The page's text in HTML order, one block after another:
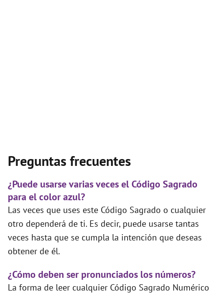
Preguntas frecuentes
¿Puede usarse varias veces el Código Sagrado
para el color azul?
Las veces que uses este Código Sagrado o cualquier
otro dependerá de ti. Es decir, puede usarse tantas
veces hasta que se cumpla la intención que deseas
obtener de él.
¿Cómo deben ser pronunciados los números?
La forma de leer cualquier Código Sagrado Numérico